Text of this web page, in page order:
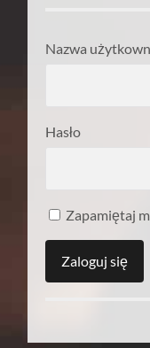
Nazwa
Hasło
Zapamiętaj